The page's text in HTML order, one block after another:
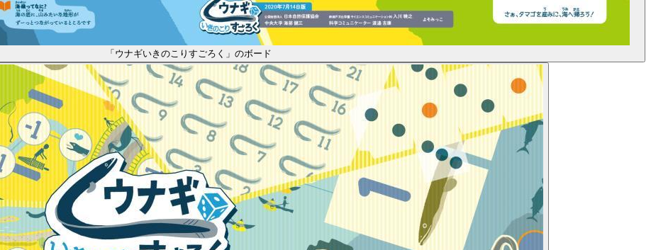
「ウナギいきのこりすごろく」のボード